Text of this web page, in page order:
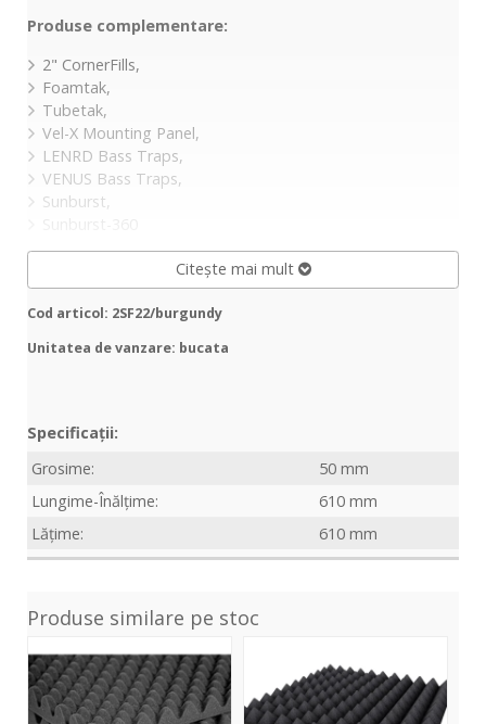
Produse complementare:
2" CornerFills,
Foamtak,
Tubetak,
Vel-X Mounting Panel,
LENRD Bass Traps,
VENUS Bass Traps,
Sunburst,
Citește mai mult
Cod articol: 2SF22/burgundy
Unitatea de vanzare: bucata
Specificații:
Grosime:
50 mm
Lungime-Înălțime:
610 mm
Lățime:
610 mm
Produse similare pe stoc
S200
2000x1000x40
960x960x65